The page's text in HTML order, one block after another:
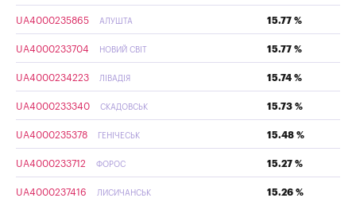
UA4000235865 АЛУШТА 15.77 %
UA4000233704 НОВИЙ СВІТ 15.77 %
UA4000234223 ЛІВАДІЯ 15.74 %
UA4000233340 СКАДОВСЬК 15.73 %
UA4000235378 ГЕНІЧЕСЬК 15.48 %
UA4000233712 ФОРОС 15.27 %
UA4000237416 ЛИСИЧАНСЬК 15.26 %